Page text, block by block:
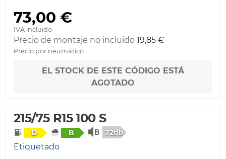
73,00 €
IVA incluido
Precio de montaje no incluido 19,85 €
Precio por neumático
EL STOCK DE ESTE CÓDIGO ESTÁ
AGOTADO
215/75 R15 100 S
D B 72db
Etiquetado